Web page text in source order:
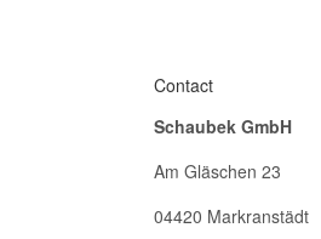
Contact
Schaubek GmbH
Am Gläschen 23
04420 Markranstädt